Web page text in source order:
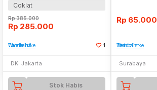
Coklat
Rp385.000
Rp 285.000
Tambah ke Watchlist 1
DKI Jakarta
Stok Habis
Rp 65.000
Tambah ke Watchlist
Surabaya